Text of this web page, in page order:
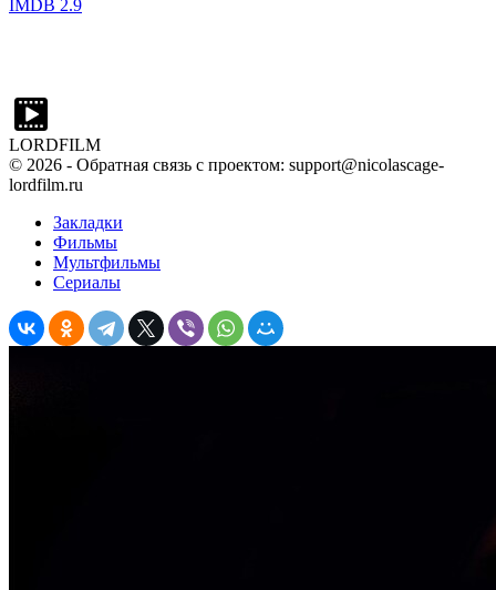
IMDB 2.9
LORDFILM
© 2026 - Обратная связь с проектом: support@nicolascage-
lordfilm.ru
Закладки
Фильмы
Мультфильмы
Сериалы